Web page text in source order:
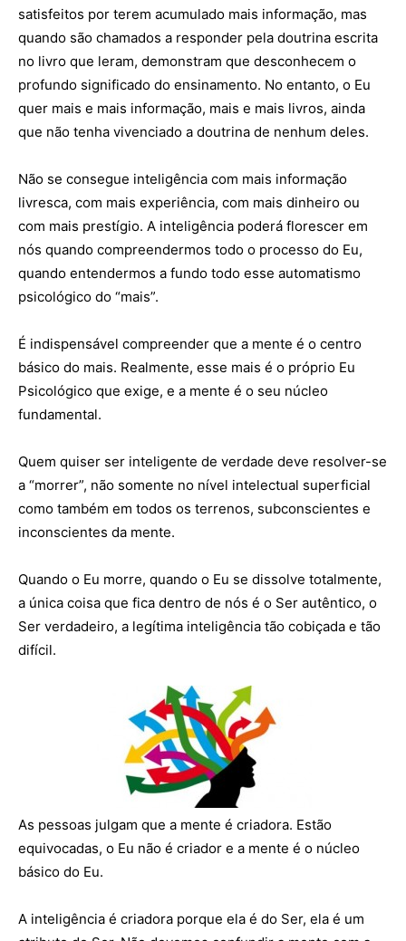
satisfeitos por terem acumulado mais informação, mas
quando são chamados a responder pela doutrina escrita
no livro que leram, demonstram que desconhecem o
profundo significado do ensinamento. No entanto, o Eu
quer mais e mais informação, mais e mais livros, ainda
que não tenha vivenciado a doutrina de nenhum deles.
Não se consegue inteligência com mais informação
livresca, com mais experiência, com mais dinheiro ou
com mais prestígio. A inteligência poderá florescer em
nós quando compreendermos todo o processo do Eu,
quando entendermos a fundo todo esse automatismo
psicológico do “mais”.
É indispensável compreender que a mente é o centro
básico do mais. Realmente, esse mais é o próprio Eu
Psicológico que exige, e a mente é o seu núcleo
fundamental.
Quem quiser ser inteligente de verdade deve resolver-se
a “morrer”, não somente no nível intelectual superficial
como também em todos os terrenos, subconscientes e
inconscientes da mente.
Quando o Eu morre, quando o Eu se dissolve totalmente,
a única coisa que fica dentro de nós é o Ser autêntico, o
Ser verdadeiro, a legítima inteligência tão cobiçada e tão
difícil.
As pessoas julgam que a mente é criadora. Estão
equivocadas, o Eu não é criador e a mente é o núcleo
básico do Eu.
A inteligência é criadora porque ela é do Ser, ela é um